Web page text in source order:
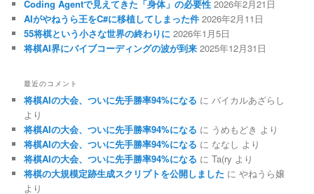
Coding Agentで見えてきた「身体」の必要性 2026年2月21日
AIがやねうら王をC#に移植してしまった件 2026年2月11日
55将棋という小さな世界の終わりに 2026年1月5日
将棋AI界にバイブコーディングの波が到来 2025年12月31日
最近のコメント
将棋AIの大会、ついに先手勝率94%になる に バイカルあざらし
より
将棋AIの大会、ついに先手勝率94%になる に うめもどき より
将棋AIの大会、ついに先手勝率94%になる に ななし より
将棋AIの大会、ついに先手勝率94%になる にTa(ry より
将棋の大規模定跡生成スクリプトを公開しました にやねうら嬢
より